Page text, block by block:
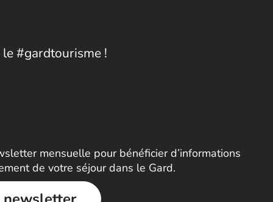
#gardtourisme !
mensuelle pour bénéficier d’informations
de votre séjour dans le Gard.